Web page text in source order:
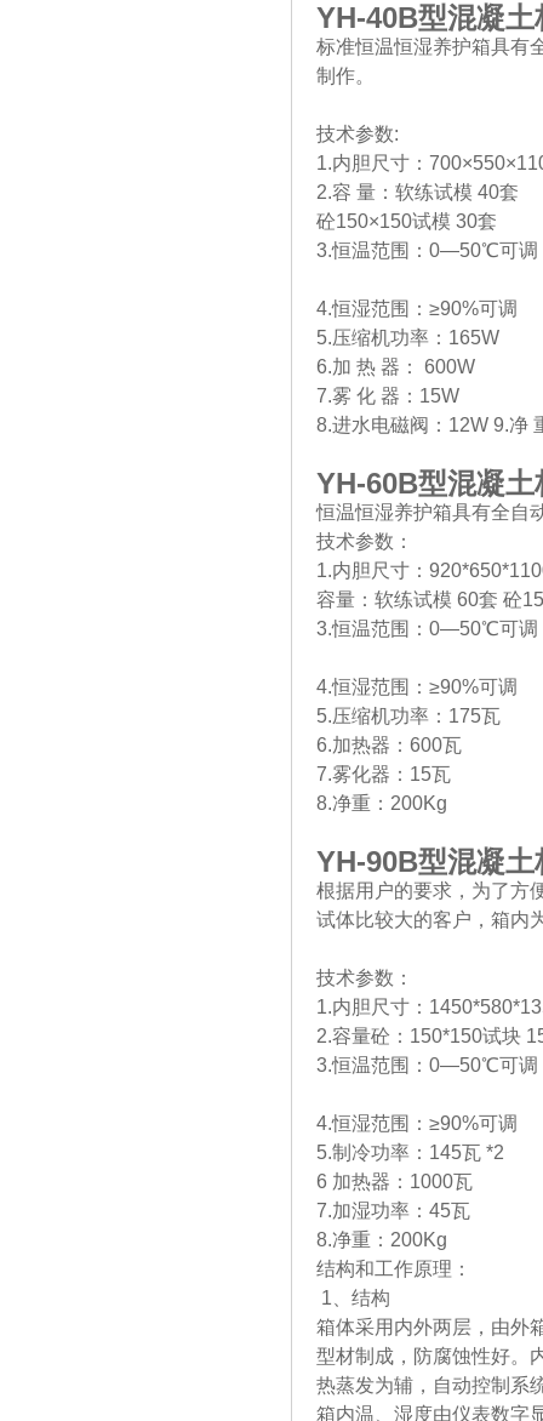
YH-40B型混凝土
标准恒温恒湿养护箱具有
制作。
技术参数:
1.内胆尺寸：
2.容 量：软练试模 40套
砼150×150试模 30套
3.恒温范围：0—50℃可
4.恒湿范围：≥90%可调
5.压缩机功率：165W
6.加 热 器： 600W
7.雾 化 器：15W
8.进水电磁阀：12W 9.净
YH-60B型混凝土
恒温恒湿养护箱具有全自
技术参数：
1.内胆尺寸：
容量：软练试模 60套 砼
3.恒温范围：0—50℃可
4.恒湿范围：≥90%可调
5.压缩机功率：175瓦
6.加热器：600瓦
7.雾化器：15瓦
8.净重：200Kg
YH-90B型混凝土
根据用户的要求，为了方
试体比较大的客户，箱内
技术参数：
1.内胆尺寸：
2.容量砼：150*150试块
3.恒温范围：0—50℃可
4.恒湿范围：≥90%可调
5.制冷功率：145瓦 *2
6 加热器：1000瓦
7.加湿功率：45瓦
8.净重：200Kg
结构和工作原理：
1、结构
箱体采用内外两层，由外
型材制成，防腐蚀性好。
热蒸发为辅，自动控制系
箱内温、湿度由仪表数字